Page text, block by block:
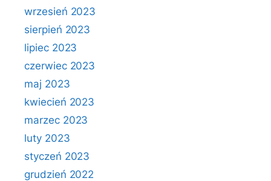
wrzesień 2023
sierpień 2023
lipiec 2023
czerwiec 2023
maj 2023
kwiecień 2023
marzec 2023
luty 2023
styczeń 2023
grudzień 2022